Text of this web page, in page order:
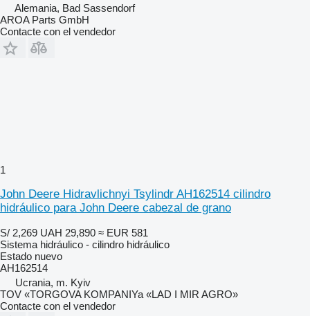
Alemania, Bad Sassendorf
AROA Parts GmbH
Contacte con el vendedor
1
John Deere Hidravlichnyi Tsylindr AH162514 cilindro
hidráulico para John Deere cabezal de grano
S/ 2,269 UAH 29,890 ≈ EUR 581
Sistema hidráulico - cilindro hidráulico
Estado nuevo
AH162514
Ucrania, m. Kyiv
TOV «TORGOVA KOMPANIYa «LAD I MIR AGRO»
Contacte con el vendedor